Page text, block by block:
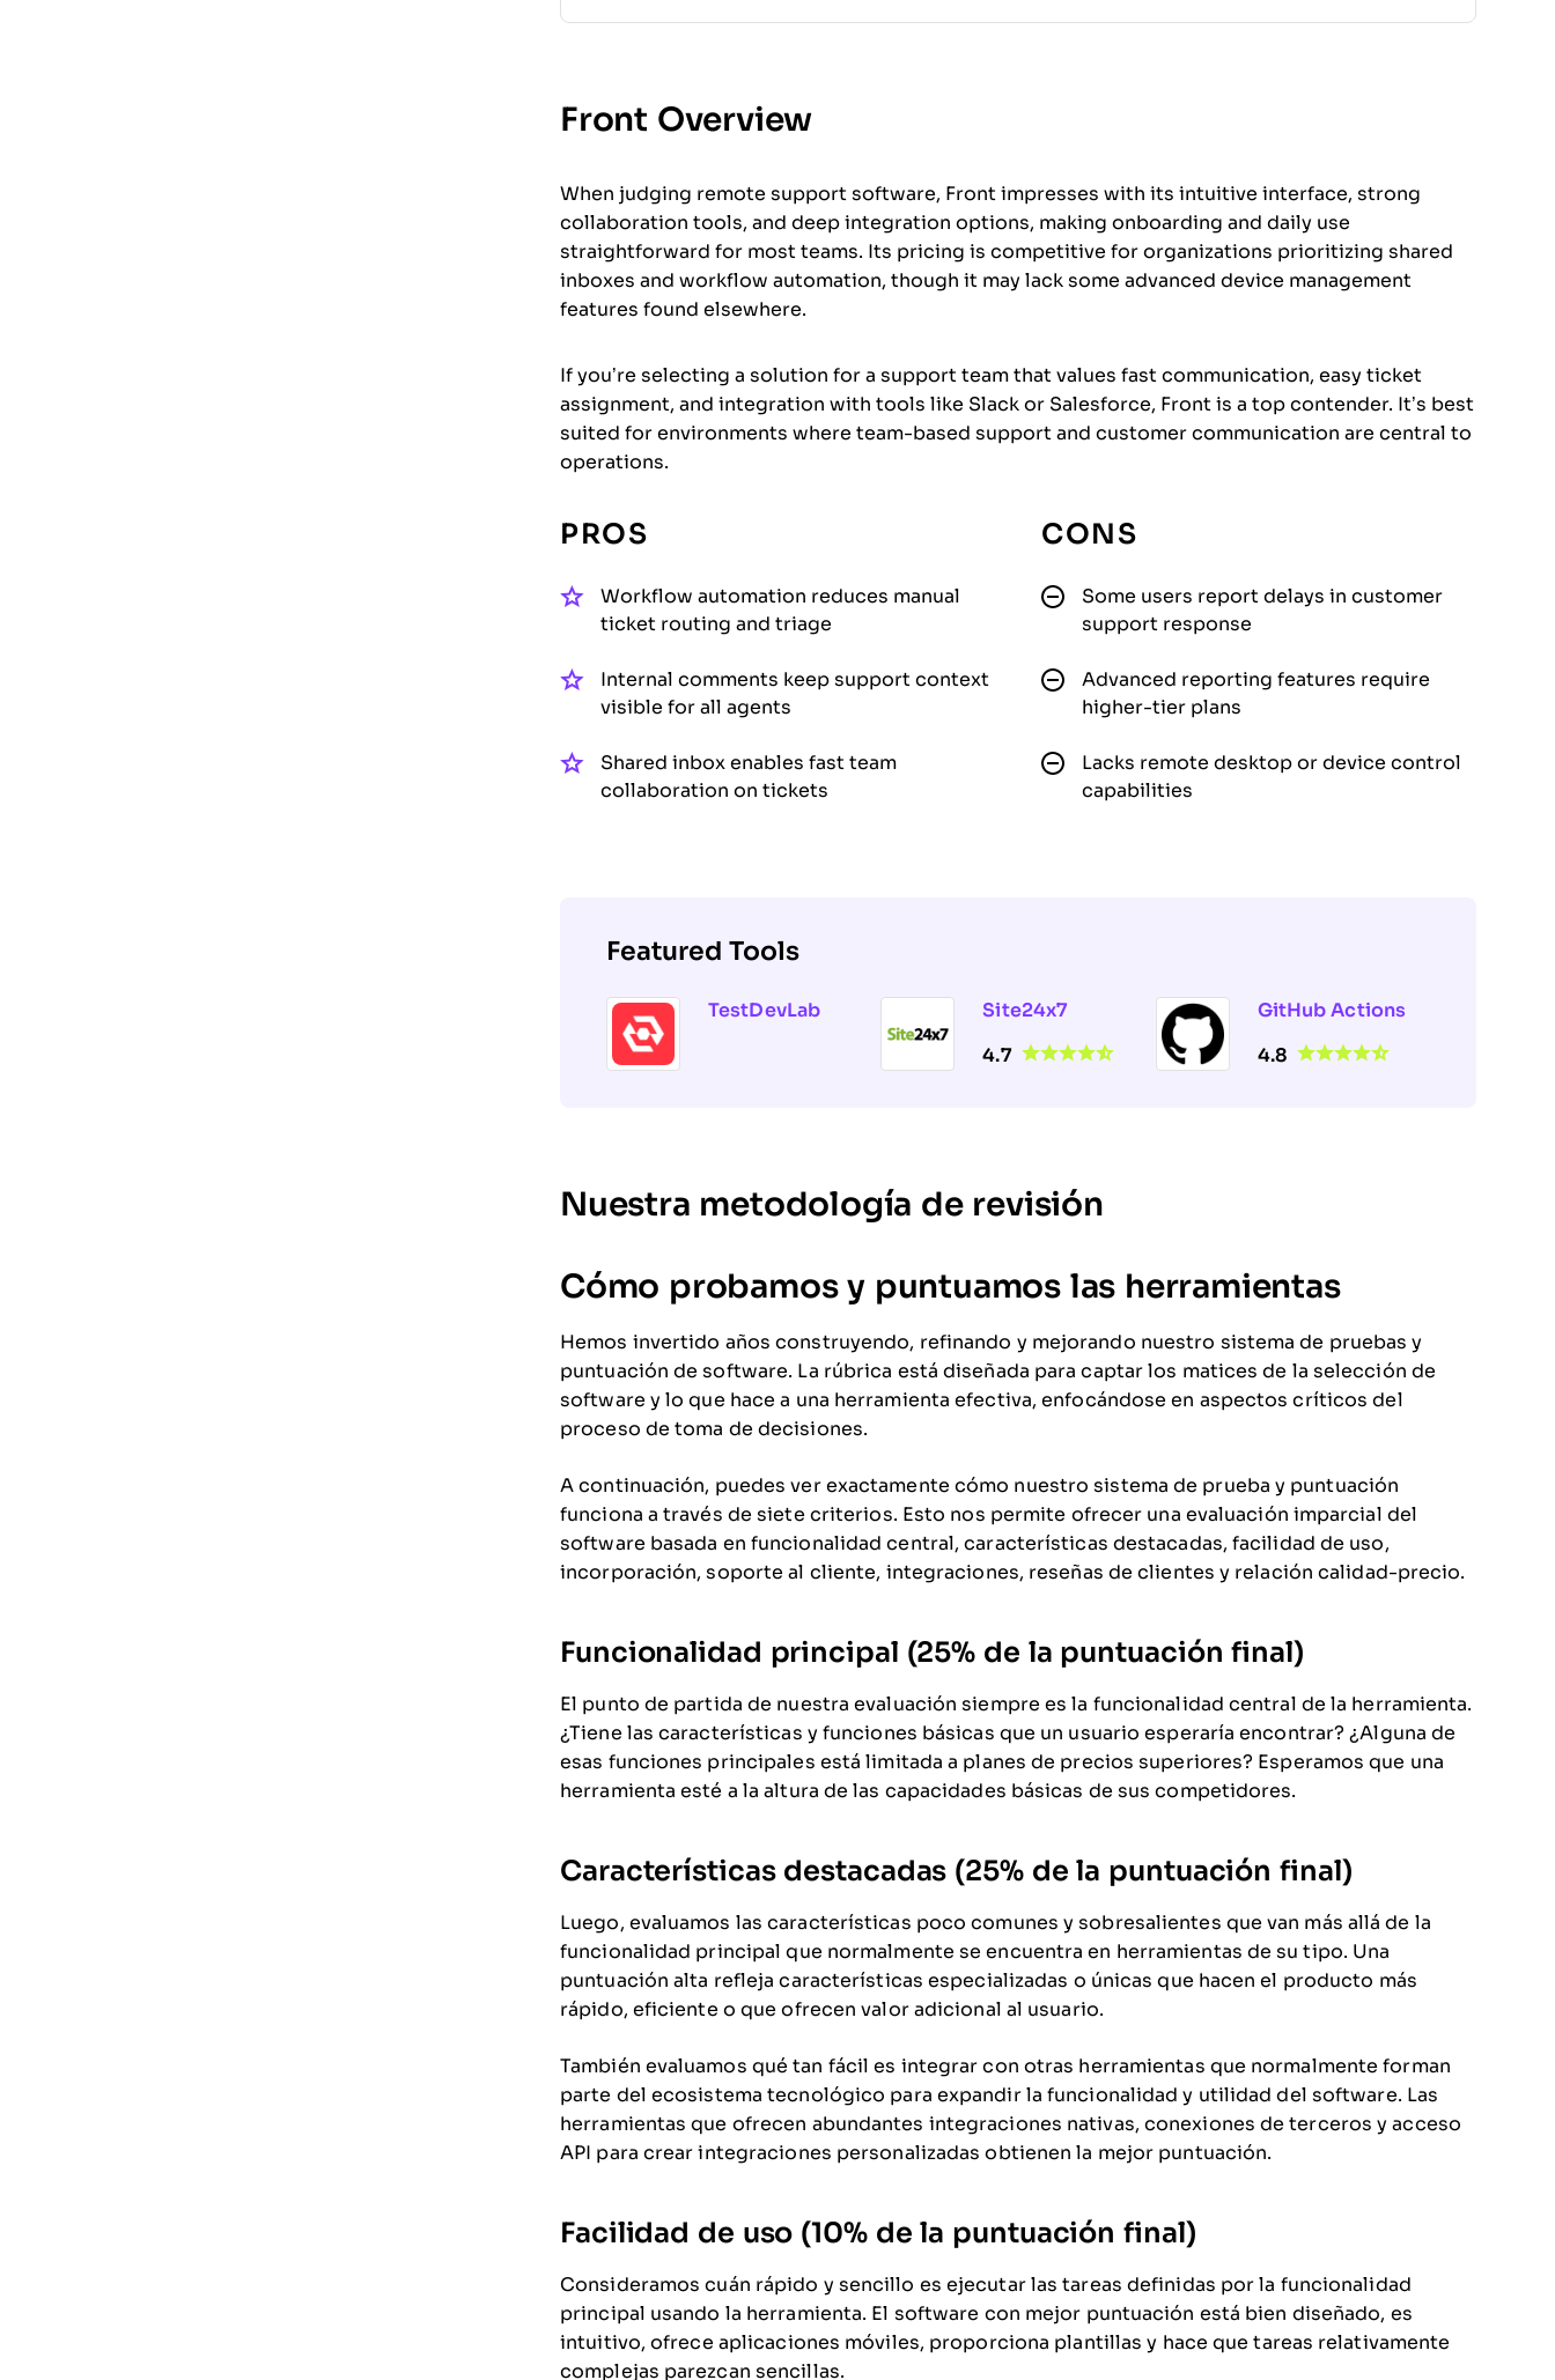
Front Overview
When judging remote support software, Front impresses with its intuitive interface, strong
collaboration tools, and deep integration options, making onboarding and daily use
straightforward for most teams. Its pricing is competitive for organizations prioritizing shared
inboxes and workflow automation, though it may lack some advanced device management
features found elsewhere.
If you’re selecting a solution for a support team that values fast communication, easy ticket
assignment, and integration with tools like Slack or Salesforce, Front is a top contender. It’s best
suited for environments where team-based support and customer communication are central to
operations.
PROS
Workflow automation reduces manual
ticket routing and triage
Internal comments keep support context
visible for all agents
Shared inbox enables fast team
collaboration on tickets
CONS
Some users report delays in customer
support response
Advanced reporting features require
higher-tier plans
Lacks remote desktop or device control
capabilities
Featured Tools
TestDevLab Site24x7
4.7
GitHub Actions
4.8
Nuestra metodología de revisión
Cómo probamos y puntuamos las herramientas
Hemos invertido años construyendo, refinando y mejorando nuestro sistema de pruebas y
puntuación de software. La rúbrica está diseñada para captar los matices de la selección de
software y lo que hace a una herramienta efectiva, enfocándose en aspectos críticos del
proceso de toma de decisiones.
A continuación, puedes ver exactamente cómo nuestro sistema de prueba y puntuación
funciona a través de siete criterios. Esto nos permite ofrecer una evaluación imparcial del
software basada en funcionalidad central, características destacadas, facilidad de uso,
incorporación, soporte al cliente, integraciones, reseñas de clientes y relación calidad-precio.
Funcionalidad principal (25% de la puntuación final)
El punto de partida de nuestra evaluación siempre es la funcionalidad central de la herramienta.
¿Tiene las características y funciones básicas que un usuario esperaría encontrar? ¿Alguna de
esas funciones principales está limitada a planes de precios superiores? Esperamos que una
herramienta esté a la altura de las capacidades básicas de sus competidores.
Características destacadas (25% de la puntuación final)
Luego, evaluamos las características poco comunes y sobresalientes que van más allá de la
funcionalidad principal que normalmente se encuentra en herramientas de su tipo. Una
puntuación alta refleja características especializadas o únicas que hacen el producto más
rápido, eficiente o que ofrecen valor adicional al usuario.
También evaluamos qué tan fácil es integrar con otras herramientas que normalmente forman
parte del ecosistema tecnológico para expandir la funcionalidad y utilidad del software. Las
herramientas que ofrecen abundantes integraciones nativas, conexiones de terceros y acceso
API para crear integraciones personalizadas obtienen la mejor puntuación.
Facilidad de uso (10% de la puntuación final)
Consideramos cuán rápido y sencillo es ejecutar las tareas definidas por la funcionalidad
principal usando la herramienta. El software con mejor puntuación está bien diseñado, es
intuitivo, ofrece aplicaciones móviles, proporciona plantillas y hace que tareas relativamente
complejas parezcan sencillas.